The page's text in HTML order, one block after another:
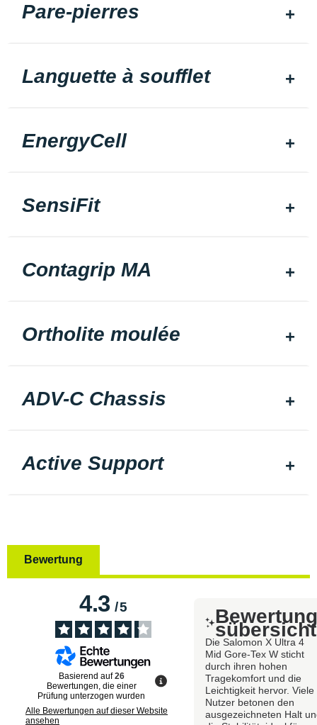
Pare-pierres
Languette à soufflet
EnergyCell
SensiFit
Contagrip MA
Ortholite moulée
ADV-C Chassis
Active Support
Bewertung
4.3/5
Basierend auf26
Bewertungen, die einer
Prüfung unterzogen wurden
Alle Bewertungen auf dieser Website
ansehen
sübersicht
Die Salomon X Ultra 4
Mid Gore-Tex W sticht
durch ihren hohen
Tragekomfort und die
Leichtigkeit hervor. Viele
Nutzer betonen den
ausgezeichneten Halt